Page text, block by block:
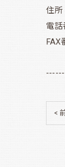
住所
電話
FAX
<